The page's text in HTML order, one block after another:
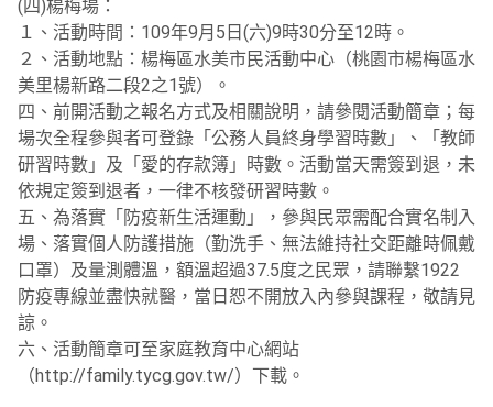
(四)楊梅場：
１、活動時間：109年9月5日(六)9時30分至12時。
２、活動地點：楊梅區水美市民活動中心（桃園市楊梅區水
美里楊新路二段2之1號）。
四、前開活動之報名方式及相關說明，請參閱活動簡章；每
場次全程參與者可登錄「公務人員終身學習時數」、「教師
研習時數」及「愛的存款簿」時數。活動當天需簽到退，未
依規定簽到退者，一律不核發研習時數。
五、為落實「防疫新生活運動」，參與民眾需配合實名制入
場、落實個人防護措施（勤洗手、無法維持社交距離時佩戴
口罩）及量測體溫，額溫超過37.5度之民眾，請聯繫1922
防疫專線並盡快就醫，當日恕不開放入內參與課程，敬請見
諒。
六、活動簡章可至家庭教育中心網站
（http://family.tycg.gov.tw/）下載。